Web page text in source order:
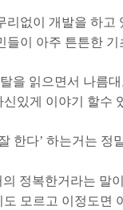
리없이 개발을 하고
들이 아주 튼튼한 기
을 읽으면서 나름
있게 이야기 할수
한다’ 하는거는
정복한거라는 말
모르고 이정도면